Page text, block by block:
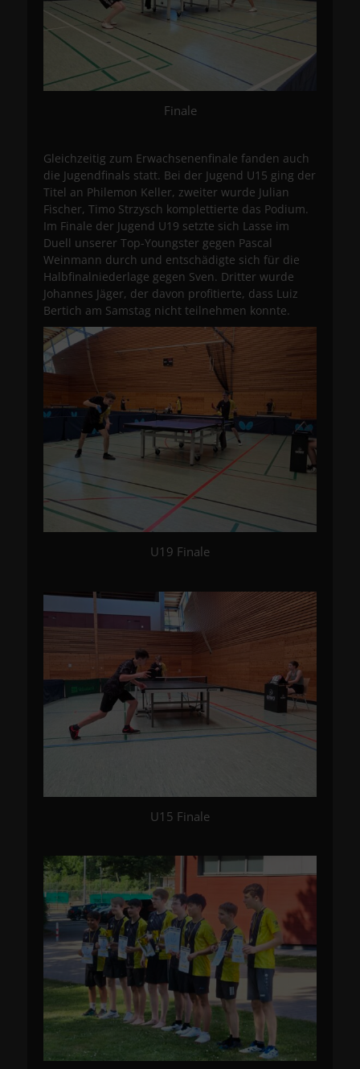
Finale
Gleichzeitig zum Erwachsenenfinale fanden auch
die Jugendfinals statt. Bei der Jugend U15 ging der
Titel an Philemon Keller, zweiter wurde Julian
Fischer, Timo Strzysch komplettierte das Podium.
Im Finale der Jugend U19 setzte sich Lasse im
Duell unserer Top-Youngster gegen Pascal
Weinmann durch und entschädigte sich für die
Halbfinalniederlage gegen Sven. Dritter wurde
Johannes Jäger, der davon profitierte, dass Luiz
Bertich am Samstag nicht teilnehmen konnte.
U19 Finale
U15 Finale